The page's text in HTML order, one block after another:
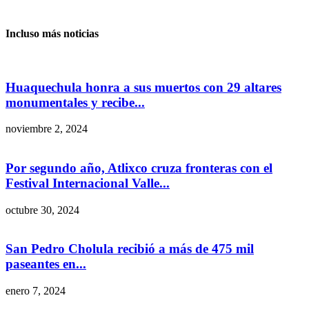
Incluso más noticias
Huaquechula honra a sus muertos con 29 altares
monumentales y recibe...
noviembre 2, 2024
Por segundo año, Atlixco cruza fronteras con el
Festival Internacional Valle...
octubre 30, 2024
San Pedro Cholula recibió a más de 475 mil
paseantes en...
enero 7, 2024